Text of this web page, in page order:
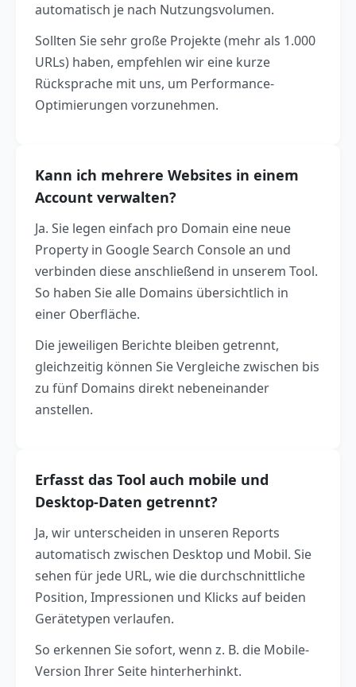
automatisch je nach Nutzungsvolumen.
Sollten Sie sehr große Projekte (mehr als 1.000
URLs) haben, empfehlen wir eine kurze
Rücksprache mit uns, um Performance-
Optimierungen vorzunehmen.
Kann ich mehrere Websites in einem
Account verwalten?
Ja. Sie legen einfach pro Domain eine neue
Property in Google Search Console an und
verbinden diese anschließend in unserem Tool.
So haben Sie alle Domains übersichtlich in
einer Oberfläche.
Die jeweiligen Berichte bleiben getrennt,
gleichzeitig können Sie Vergleiche zwischen bis
zu fünf Domains direkt nebeneinander
anstellen.
Erfasst das Tool auch mobile und
Desktop-Daten getrennt?
Ja, wir unterscheiden in unseren Reports
automatisch zwischen Desktop und Mobil. Sie
sehen für jede URL, wie die durchschnittliche
Position, Impressionen und Klicks auf beiden
Gerätetypen verlaufen.
So erkennen Sie sofort, wenn z. B. die Mobile-
Version Ihrer Seite hinterherhinkt.